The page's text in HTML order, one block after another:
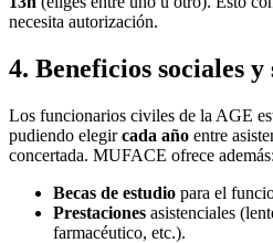
necesita autorización.
4. Beneficios sociales
Los funcionarios civiles de la AGE
pudiendo elegircada año entre
concertada. MUFACE ofrece además:
Becas de estudio para el
Prestaciones asistenciales
farmacéutico, etc.).